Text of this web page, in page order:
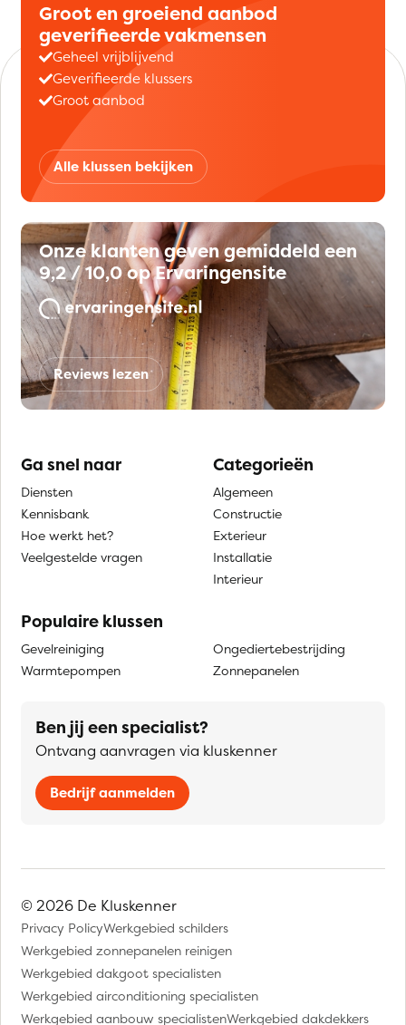
Groot en groeiend aanbod
geverifieerde vakmensen
Geheel vrijblijvend
Geverifieerde klussers
Groot aanbod
Alle klussen bekijken
Onze klanten geven gemiddeld een
9,2 / 10,0 op Ervaringensite
Reviews lezen
Ga snel naar
Diensten
Kennisbank
Hoe werkt het?
Veelgestelde vragen
Categorieën
Algemeen
Constructie
Exterieur
Installatie
Interieur
Populaire klussen
Gevelreiniging
Warmtepompen
Ongediertebestrijding
Zonnepanelen
Ben jij een specialist?
Ontvang aanvragen via kluskenner
Bedrijf aanmelden
© 2026 De Kluskenner
Privacy PolicyWerkgebied schilders
Werkgebied zonnepanelen reinigen
Werkgebied dakgoot specialisten
Werkgebied airconditioning specialisten
Werkgebied aanbouw specialistenWerkgebied dakdekkers